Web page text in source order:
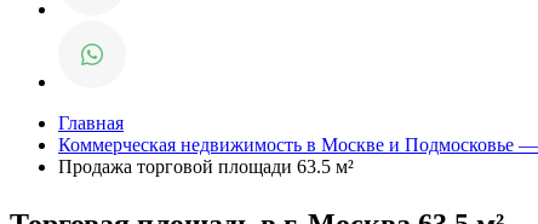
Главная
Коммерческая недвижимость в Москве и Подмосковье
Продажа торговой площади 63.5 м²